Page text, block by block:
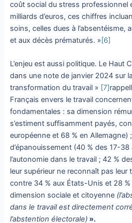
coût social du stress professionnel
milliards d’euros, ces chiffres
soins, celles dues à l’absentéisme,
et aux décès prématurés. » [6]
L’enjeu est aussi politique. Le Haut
dans une note de janvier 2024 sur
transformation du travail » [7]
Français envers le travail
fondamentales : sa dimension
s’estiment suffisamment payés,
européenne et 68 % en Allemagne)
d’épanouissement (40 % des 17-
l’autonomie dans le travail ; 42 %
leur supérieur ne reconnaît pas leur
contre 34 % aux États-Unis et 28
dimension sociale et citoyenne
dans le travail est directement
l’abstention électorale) ».